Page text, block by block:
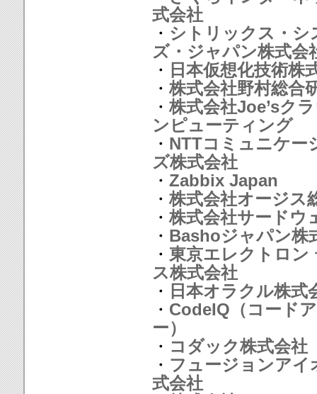
式会社
・ シトリックス・シ
ズ・ジャパン株式会
・ 日本仮想化技術株
・ 株式会社野村総合
・ 株式会社Joe’sク
ンピューティング
・ NTTコミュニケー
ズ株式会社
・ Zabbix Japan
・ 株式会社オージス
・ 株式会社サードウ
・ Bashoジャパン株
・ 東京エレクトロン
ス株式会社
・ 日本オラクル株式
・ CodeIQ（コード
ー）
・ コダック株式会社
・ フュージョンアイ
式会社